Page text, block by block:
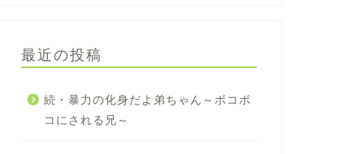
最近の投稿
続・暴力の化身だよ弟ちゃん～ボコボ
コにされる兄～